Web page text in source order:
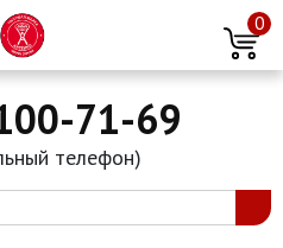
0
71-69
телефон)